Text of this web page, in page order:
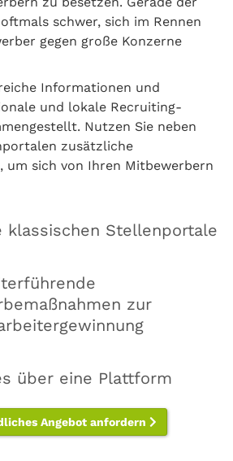
schwer, sich im Rennen
gegen große Konzerne
Informationen und
und lokale Recruiting-
Nutzen Sie neben
zusätzliche
um sich von Ihren Mitbewerbern
klassischen Stellenportale
zur
über eine Plattform
Angebot anfordern